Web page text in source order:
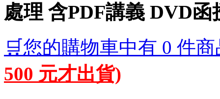
處理 含PDF講義 DVD函
🛒您的購物車中有 0 件
500 元才出貨)